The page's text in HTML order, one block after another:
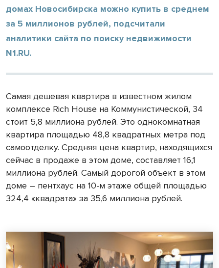
домах Новосибирска можно купить в среднем
за 5 миллионов рублей, подсчитали
аналитики сайта по поиску недвижимости
N1.RU.
Самая дешевая квартира в известном жилом
комплексе Rich House на Коммунистической, 34
стоит 5,8 миллиона рублей. Это однокомнатная
квартира площадью 48,8 квадратных метра под
самоотделку. Средняя цена квартир, находящихся
сейчас в продаже в этом доме, составляет 16,1
миллиона рублей. Самый дорогой объект в этом
доме – пентхаус на 10-м этаже общей площадью
324,4 «квадрата» за 35,6 миллиона рублей.